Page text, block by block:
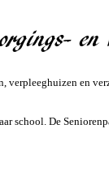
en
en
school. De